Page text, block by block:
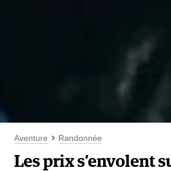
Aventure Randonnée
Les prix s’envolent